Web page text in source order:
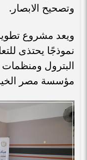
وتصحيح الابصار.
ويعد مشروع
نموذجًا يحتذى
البترول ومنظمات
مؤسسة مصر